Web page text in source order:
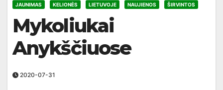
JAUNIMAS KELIONĖS LIETUVOJE NAUJIENOS ŠIRVINTOS
Mykoliukai
Anykščiuose
2020-07-31